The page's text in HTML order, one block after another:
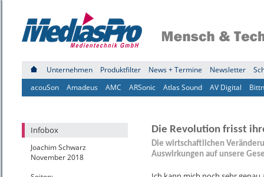
Unternehmen Produktfilter News + Termine Newsletter
acouSon
Amadeus AMC ARSonic Atlas Sound AV Digital
Infobox
Joachim Schwarz
November 2018
Die Revolution frisst
Die wirtschaftlichen
Auswirkungen auf unsere